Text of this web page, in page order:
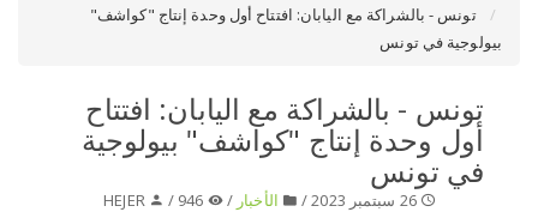
حدد ملفا
تونس - بالشراكة مع اليابان: افتتاح أول وحدة إنتاج "كواشف"
بيولوجية في تونس
تونس - بالشراكة مع اليابان: افتتاح
أول وحدة إنتاج "كواشف" بيولوجية
في تونس
26 سبتمبر 2023 / الأخبار /
HEJER